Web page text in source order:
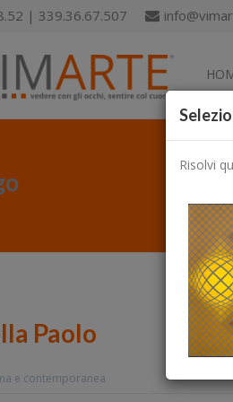
| 339.36.67.507
Paolo
e contemporanea
Risolvi